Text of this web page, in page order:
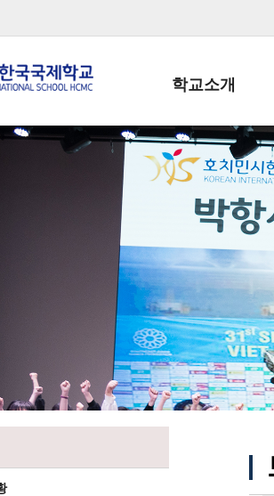
학교소개
학교장인사말
학생회장인사말
학교상징
학교 CI
교직원현황
학생현황
위치/전화
전경사진